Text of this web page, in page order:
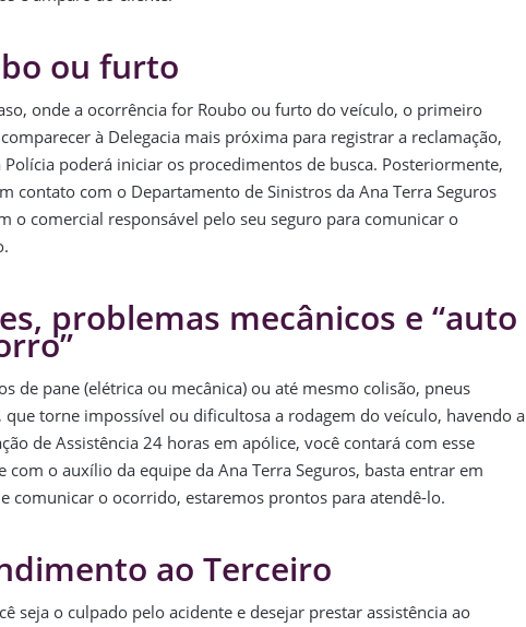
ou furto
onde a ocorrência for Roubo ou furto do veículo, o primeiro
à Delegacia mais próxima para registrar a reclamação,
Polícia poderá iniciar os procedimentos de busca. Posteriormente,
contato com o Departamento de Sinistros da Ana Terra Seguros
o comercial responsável pelo seu seguro para comunicar o
problemas mecânicos e “auto
de pane (elétrica ou mecânica) ou até mesmo colisão, pneus
que torne impossível ou dificultosa a rodagem do veículo, havendo a
de Assistência 24 horas em apólice, você contará com esse
com o auxílio da equipe da Ana Terra Seguros, basta entrar em
comunicar o ocorrido, estaremos prontos para atendê-lo.
ao Terceiro
seja o culpado pelo acidente e desejar prestar assistência ao